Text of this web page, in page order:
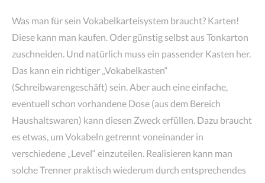
Was man für sein Vokabelkarteisystem braucht? Karten!
Diese kann man kaufen. Oder günstig selbst aus Tonkarton
zuschneiden. Und natürlich muss ein passender Kasten her.
Das kann ein richtiger „Vokabelkasten“
(Schreibwarengeschäft) sein. Aber auch eine einfache,
eventuell schon vorhandene Dose (aus dem Bereich
Haushaltswaren) kann diesen Zweck erfüllen. Dazu braucht
es etwas, um Vokabeln getrennt voneinander in
verschiedene „Level“ einzuteilen. Realisieren kann man
solche Trenner praktisch wiederum durch entsprechendes